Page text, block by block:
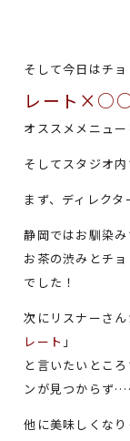
そして今日はチ
レート×○○
オススメメニュ
そしてスタジオ
まず、ディレク
静岡ではお馴染み
お茶の渋みとチ
でした！
次にリスナーさ
レート 」
と言いたいとこ
ンが見つからず
他に美味しくな